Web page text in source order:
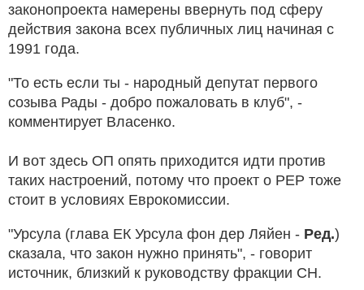
законопроекта намерены ввернуть под сферу
действия закона всех публичных лиц начиная с
1991 года.
"То есть если ты - народный депутат первого
созыва Рады - добро пожаловать в клуб", -
комментирует Власенко.
И вот здесь ОП опять приходится идти против
таких настроений, потому что проект о PEP тоже
стоит в условиях Еврокомиссии.
"Урсула (глава ЕК Урсула фон дер Ляйен - Ред.)
сказала, что закон нужно принять", - говорит
источник, близкий к руководству фракции СН.